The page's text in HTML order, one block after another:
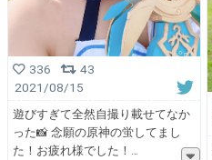
336
43
2021/08/15
遊びすぎて全然自撮り載せてなか
った📸 念願の原神の蛍してまし
た！お疲れ様でした！